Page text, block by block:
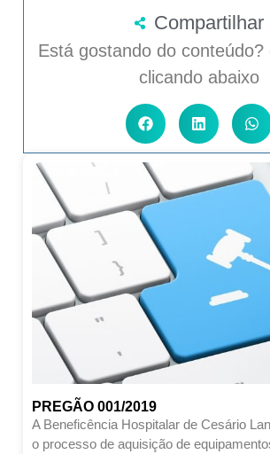
Compartilhar
Está gostando do conteúdo?
clicando abaixo
PREGÃO 001/2019
A Beneficência Hospitalar de Cesário
o processo de aquisição de